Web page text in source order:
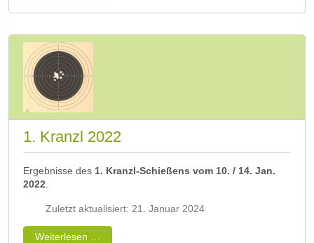
1. Kranzl 2022
Ergebnisse des 1. Kranzl-Schießens vom 10. / 14. Jan.
2022
Zuletzt aktualisiert: 21. Januar 2024
Weiterlesen …